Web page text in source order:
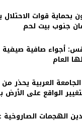
بحماية قوات الاحتلال
جنوب بيت لحم
أجواء صافية صيفية
العام
العربية يحذر
الواقع على الأرض
الهجمات